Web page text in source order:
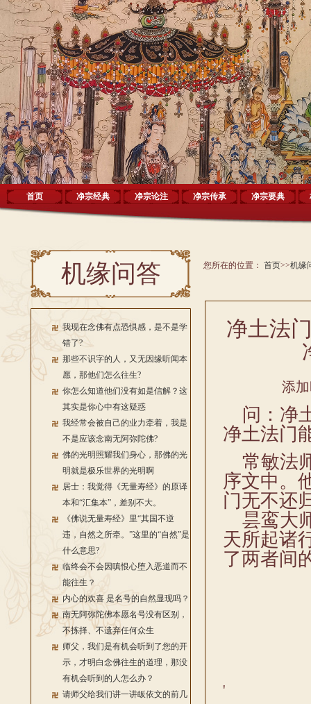
首页 净宗经典 净宗论注 净宗传承 净宗要典
机缘问答
我现在念佛有点恐惧感，是不是学
错了?
那些不识字的人，又无因缘听闻本
愿，那他们怎么往生?
你怎么知道他们没有如是信解？这
其实是你心中有这疑惑
我经常会被自己的业力牵着，我是
不是应该念南无阿弥陀佛?
佛的光明照耀我们身心，那佛的光
明就是极乐世界的光明啊
居士：我觉得《无量寿经》的原译
本和“汇集本”，差别不大。
《佛说无量寿经》里“其国不逆
违，自然之所牵。”这里的“自然”是
什么意思?
临终会不会因嗔恨心堕入恶道而不
能往生？
内心的欢喜 是名号的自然显现吗？
南无阿弥陀佛本愿名号没有区别，
不拣择、不遗弃任何众生
师父，我们是有机会听到了您的开
示，才明白念佛往生的道理，那没
有机会听到的人怎么办？
请师父给我们讲一讲皈依文的前几
您所在的位置： 首页>>机缘
净土法
添
问：净
净土法门
常敏法
序文中。
门无不还
昙鸾大
天所起诸
了两者间
'